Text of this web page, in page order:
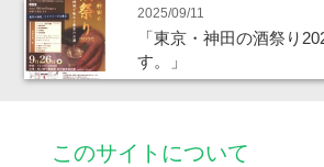
2025/09/11
「東京・神田の酒祭り
す。」
このサイトについて